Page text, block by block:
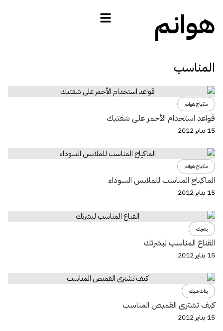
هوانم
المناسب
مكياج هوانم
قواعد استخدام الأحمر على شفتيك
15 يناير 2012
مكياج هوانم
الماكياج المناسب للملابس السوداء
15 يناير 2012
بشرتك
القناع المناسب لبشرتك
15 يناير 2012
بنات شيك
كيف تشترى القميص المناسب
15 يناير 2012